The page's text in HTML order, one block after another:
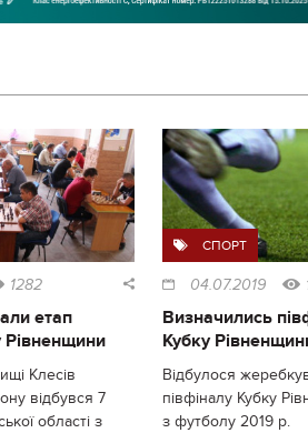
1282
етап
Рівненщини
Клесів
відбувся 7
області з
СПОРТ
04.07.2019
Визначились
Кубку
Відбулося
півфіналу Кубку
з футболу 2019 р.